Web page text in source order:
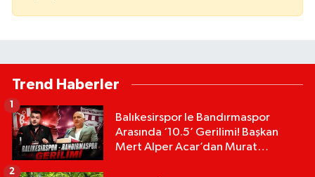
Trend Haberler
Balıkesirspor le Bandırmaspor
Arasında ‘10.5’ Gerilimi! Başkan
Mert Alper Acar’dan Murat
1
2